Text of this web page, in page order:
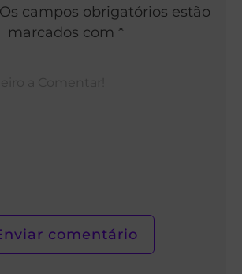
campos obrigatórios estão
marcados com *